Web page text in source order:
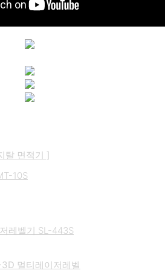
10S
레벨기 SL-443S